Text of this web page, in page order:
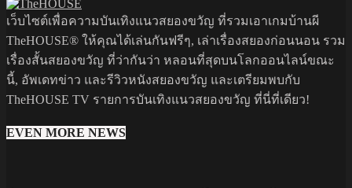
เว็บไซต์เพื่อความบันเทิงแนวสยองขวัญ ที่รวมเอาเกมบ้านผี
TheHOUSE® ให้คุณได้เล่นกันฟรีๆ, เล่าเรื่องสยองก่อนนอน รวม
เรื่องสั้นสยองขวัญ ที่ว่ากันว่า หลอนที่สุดบนโลกออนไลน์ขณะ
นี้, อัพเดทข่าว และรีวิวหนังสยองขวัญ และเตรียมพบกับ
TheHOUSE TV รายการบันเทิงแนวสยองขวัญ ที่นี่ที่เดียว!
EVEN MORE NEWS